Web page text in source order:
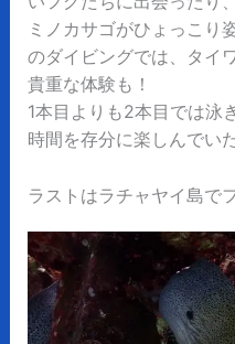
ミノカサゴがひょっこり
のダイビングでは、タイ
貴重な体験も！
1本目よりも2本目では泳
時間を存分に楽しんでい
ラストはラチャヤイ島で